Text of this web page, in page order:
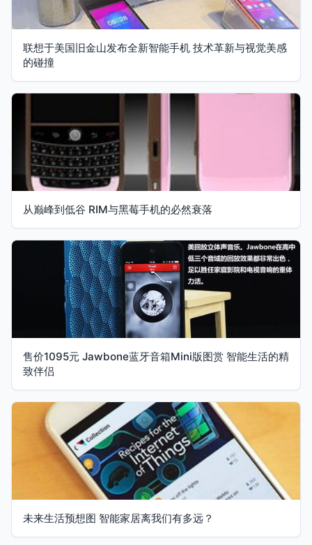
联想于美国旧金山发布全新智能手机 技术革新与视觉美感
的碰撞
从巅峰到低谷 RIM与黑莓手机的必然衰落
售价1095元 Jawbone蓝牙音箱Mini版图赏 智能生活的精
致伴侣
未来生活预想图 智能家居离我们有多远？